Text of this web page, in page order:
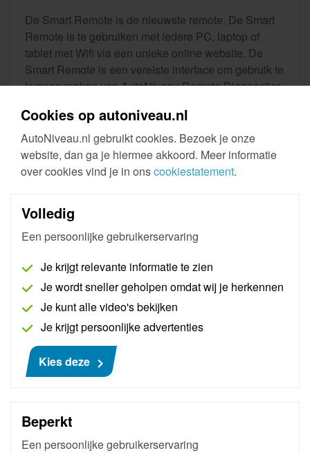
Cookies op autoniveau.nl
AutoNiveau.nl gebruikt cookies. Bezoek je onze
website, dan ga je hiermee akkoord. Meer informatie
over cookies vind je in onscookiestatement.
Volledig
Een persoonlijke gebruikerservaring
Je krijgt relevante informatie te zien
Je wordt sneller geholpen omdat wij je herkennen
Je kunt alle video's bekijken
Je krijgt persoonlijke advertenties
Kies deze
Beperkt
Een persoonlijke gebruikerservaring
De Smart Remote is de nieuwste remote. De Smart
Remote is te gebruiken met iedere PC, laptop of
tablet met Wifi via een unieke online website. De
Smart Remote is een vereiste interface om gebruik te
kunnen maken van AutoNiveau Remote Diagnostics.
Meer informatie
€ 929
Pass Thru Pro Peugeot - Citroën - Opel
originele handleidingen en schema's binnen
handbereik zijn en Pass Thru (software-updates)